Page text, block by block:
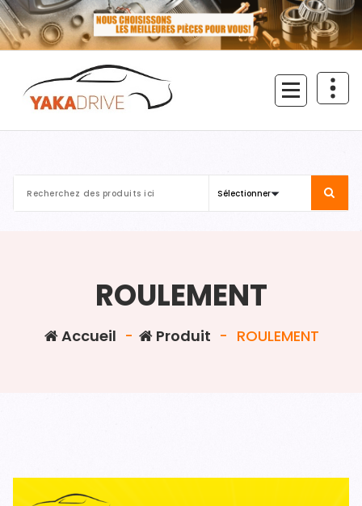
Aller
au
contenu
ROULEMENT
Accueil - Produit - ROULEMENT